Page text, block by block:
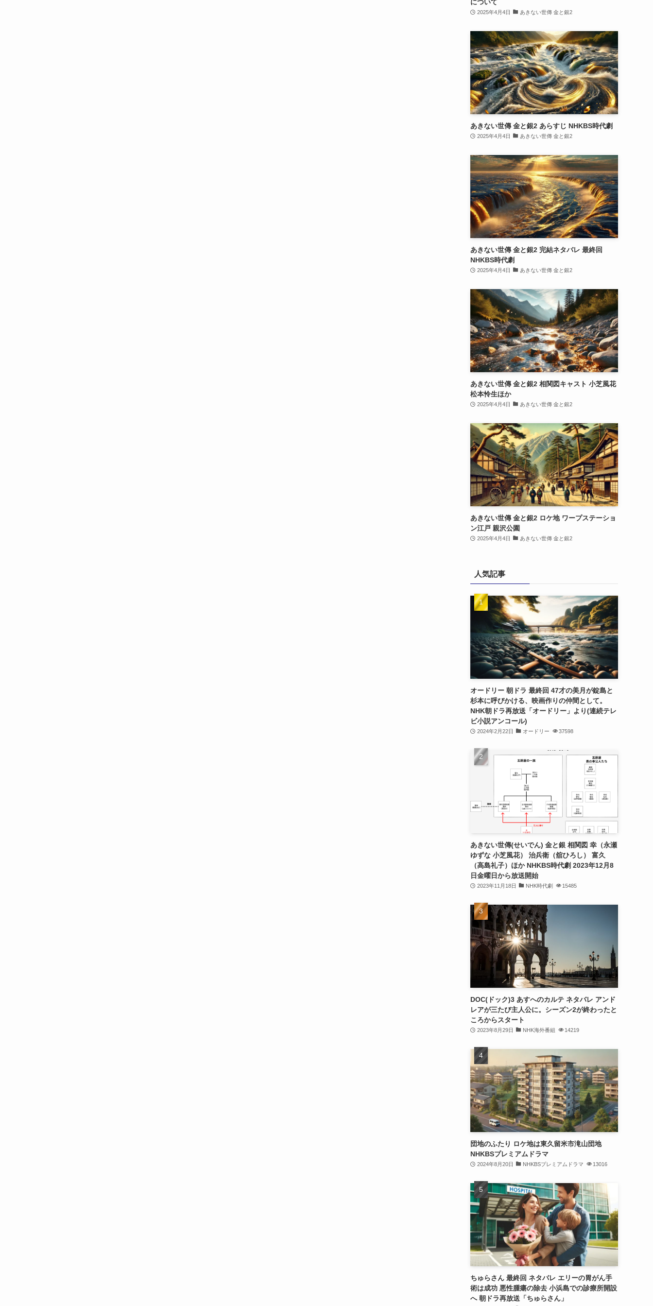
について
2025年4月4日 あきない世傳 金と銀2
あきない世傳 金と銀2 あらすじ NHKBS時代劇
2025年4月4日 あきない世傳 金と銀2
あきない世傳 金と銀2 完結ネタバレ 最終回
NHKBS時代劇
2025年4月4日 あきない世傳 金と銀2
あきない世傳 金と銀2 相関図キャスト 小芝風花
松本怜生ほか
2025年4月4日 あきない世傳 金と銀2
あきない世傳 金と銀2 ロケ地 ワープステーショ
ン江戸 親沢公園
2025年4月4日 あきない世傳 金と銀2
人気記事
オードリー 朝ドラ 最終回 47才の美月が錠島と
杉本に呼びかける、映画作りの仲間として。
NHK朝ドラ再放送「オードリー」より(連続テレ
ビ小説アンコール)
2024年2月22日 オードリー 37598
あきない世傳(せいでん) 金と銀 相関図 幸（永瀬
ゆずな 小芝風花） 治兵衛（舘ひろし） 富久
（高島礼子）ほか NHKBS時代劇 2023年12月8
日金曜日から放送開始
2023年11月18日 NHK時代劇 15485
DOC(ドック)3 あすへのカルテ ネタバレ アンド
レアが三たび主人公に。シーズン2が終わったと
ころからスタート
2023年8月29日 NHK海外番組 14219
団地のふたり ロケ地は東久留米市滝山団地
NHKBSプレミアムドラマ
2024年8月20日 NHKBSプレミアムドラマ 13016
ちゅらさん 最終回 ネタバレ エリーの胃がん手
術は成功 悪性腫瘍の除去 小浜島での診療所開設
へ 朝ドラ再放送「ちゅらさん」